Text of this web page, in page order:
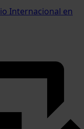
Internacional en